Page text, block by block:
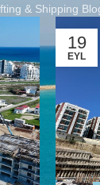
& Shipping
19
EYL